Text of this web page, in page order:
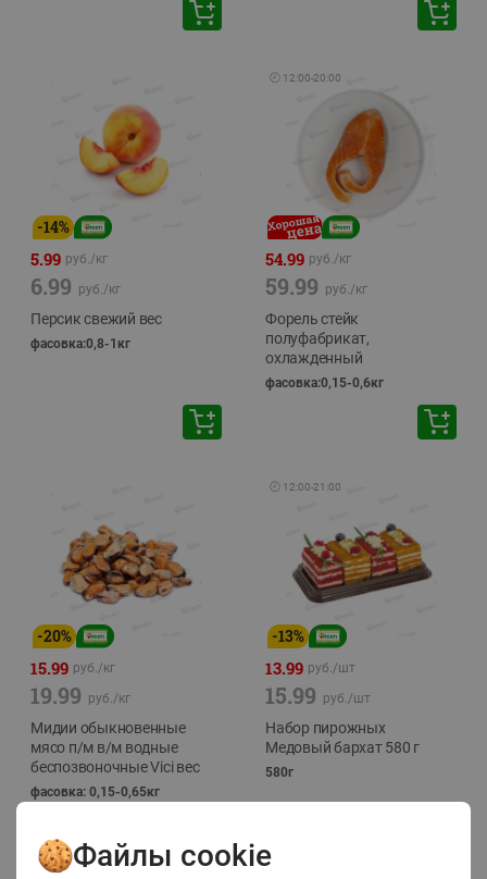
-14%
5.99 руб./кг
6.99 руб./кг
Персик свежий вес
фасовка:0,8-1кг
🕘 12:00-20:00
54.99 руб./кг
59.99 руб./кг
Форель стейк
полуфабрикат,
охлажденный
фасовка:0,15-0,6кг
-20%
15.99 руб./кг
19.99 руб./кг
Мидии обыкновенные
мясо п/м в/м водные
беспозвоночные Vici вес
фасовка: 0,15-0,65кг
🕘 12:00-21:00
-13%
13.99 руб./шт
15.99 руб./шт
Набор пирожных
Медовый бархат 580 г
580г
Файлы cookie